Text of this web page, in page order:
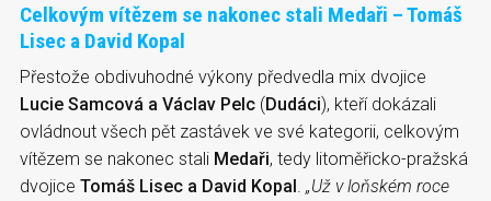
Celkovým vítězem se nakonec stali Medaři – Tomáš
Lisec a David Kopal
Přestože obdivuhodné výkony předvedla mix dvojice
Lucie Samcová a Václav Pelc (Dudáci), kteří dokázali
ovládnout všech pět zastávek ve své kategorii, celkovým
vítězem se nakonec stali Medaři, tedy litoměřicko-pražská
dvojice Tomáš Lisec a David Kopal „Už v loňském roce